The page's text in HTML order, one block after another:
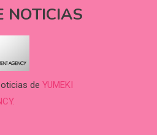
NOTICIAS
de YUMEKI